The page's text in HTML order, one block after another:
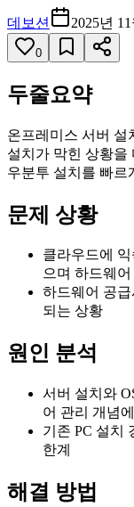
데보션 2025년
0
두줄요약
온프레미스 서버 설
설치가 막힌 상황
우분투 설치를 빠르
문제 상황
클라우드에
으며 하드웨
하드웨어 공
되는 상황
원인 분석
서버 설치와
어 관리 개념
기존 PC 설치
한계
해결 방법